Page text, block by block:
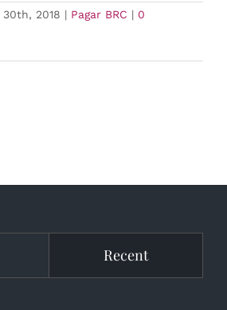
2018 | Pagar BRC | 0
Recent